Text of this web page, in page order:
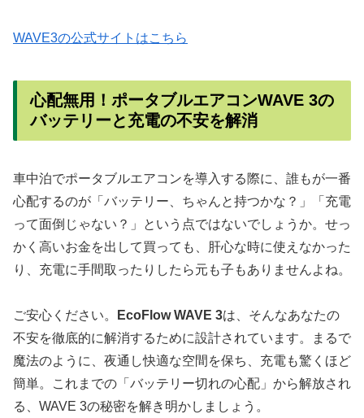
WAVE3の公式サイトはこちら
心配無用！ポータブルエアコンWAVE 3の
バッテリーと充電の不安を解消
車中泊でポータブルエアコンを導入する際に、誰もが一番
心配するのが「バッテリー、ちゃんと持つかな？」「充電
って面倒じゃない？」という点ではないでしょうか。せっ
かく高いお金を出して買っても、肝心な時に使えなかった
り、充電に手間取ったりしたら元も子もありませんよね。
ご安心ください。 EcoFlow WAVE 3は、そんなあなたの
不安を徹底的に解消するために設計されています。まるで
魔法のように、夜通し快適な空間を保ち、充電も驚くほど
簡単。これまでの「バッテリー切れの心配」から解放され
る、WAVE 3の秘密を解き明かしましょう。